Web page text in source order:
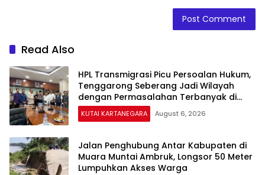
Read Also
HPL Transmigrasi Picu Persoalan Hukum,
Tenggarong Seberang Jadi Wilayah
dengan Permasalahan Terbanyak di
Kukar
KUTAI KARTANEGARA August 6, 2026
Jalan Penghubung Antar Kabupaten di
Muara Muntai Ambruk, Longsor 50 Meter
Lumpuhkan Akses Warga